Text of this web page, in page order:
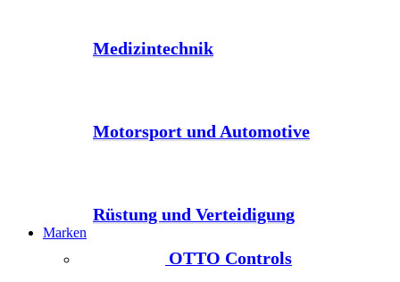
Medizintechnik
Motorsport und Automotive
Rüstung und Verteidigung
Marken
OTTO Controls